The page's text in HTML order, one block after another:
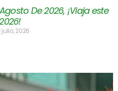
De 2026, ¡Viaja este
julio, 2026